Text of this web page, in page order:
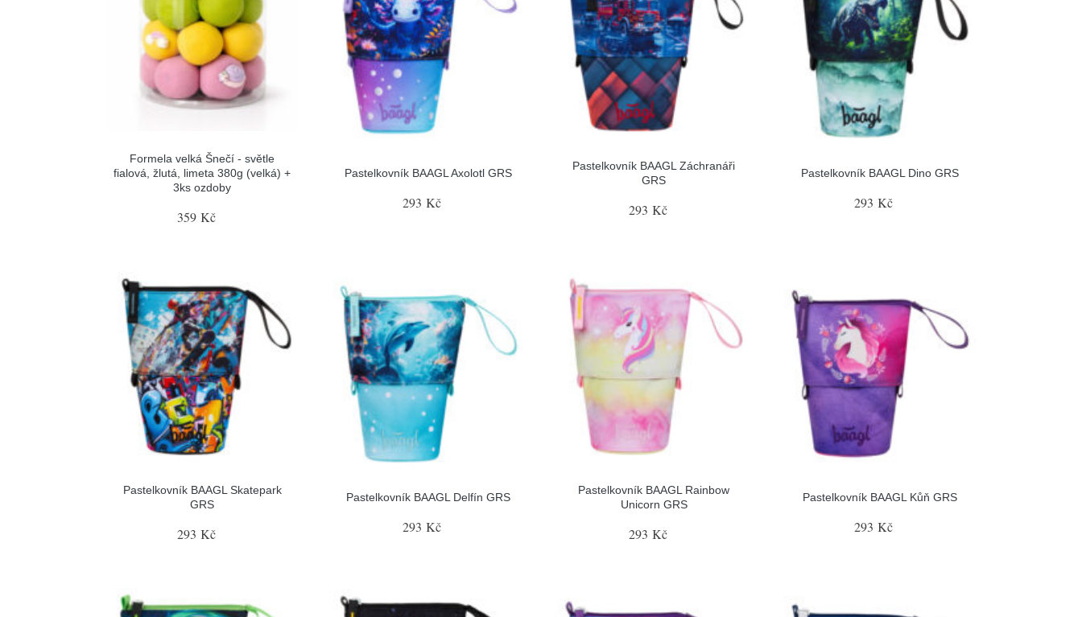
Formela velká Šnečí - světle
fialová, žlutá, limeta 380g (velká) +
3ks ozdoby
359 Kč
Pastelkovník BAAGL Axolotl GRS
293 Kč
Pastelkovník BAAGL Záchranáři
GRS
293 Kč
Pastelkovník BAAGL Dino GRS
293 Kč
Pastelkovník BAAGL Skatepark
GRS
293 Kč
Pastelkovník BAAGL Delfín GRS
293 Kč
Pastelkovník BAAGL Rainbow
Unicorn GRS
293 Kč
Pastelkovník BAAGL Kůň GRS
293 Kč